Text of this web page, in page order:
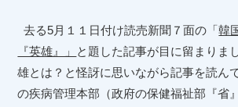
去る5月１１日付け読売新聞７面の「韓
『英雄』」 と題した記事が目に留まりま
雄とは？と怪訝に思いながら記事を読ん
の疾病管理本部（政府の保健福祉部『省